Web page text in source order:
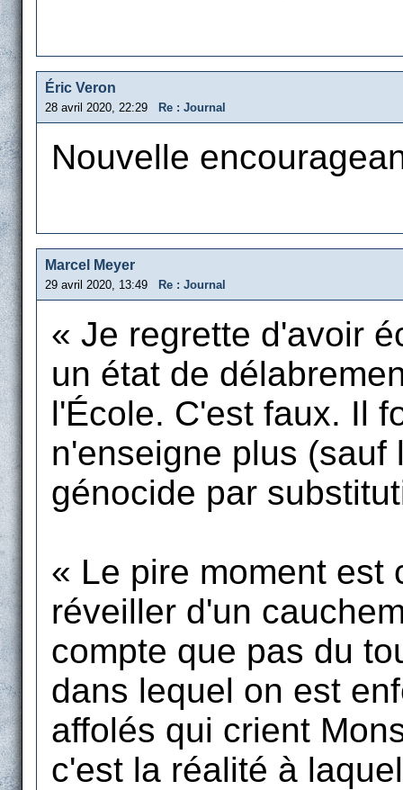
Éric Veron
28 avril 2020, 22:29 Re : Journal
Nouvelle
Marcel Meyer
29 avril 2020, 13:49 Re : Journal
« Je regrette d'avoir
un état de
l'École. C'est faux. Il
n'enseigne plus
génocide par
« Le pire moment est
réveiller d'un
compte que pas du
dans lequel on est
affolés qui crient
c'est la réalité à